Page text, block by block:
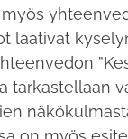
laativat
tarkastellaan